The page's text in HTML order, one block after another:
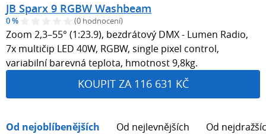
JB Sparx 9 RGBW Washbeam
0 % (0 hodnocení)
Zoom 2,3–55° (1:23.9), bezdrátový DMX - Lumen Radio,
7x multičip LED 40W, RGBW, single pixel control,
variabilní barevná teplota, hmotnost 9,8kg.
KOUPIT ZA 116 631 KČ
Od nejoblíbenějších Od nejlevnějších Od